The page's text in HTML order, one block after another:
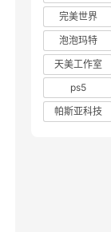
完美世界
泡泡玛特
天美工作室
ps5
帕斯亚科技